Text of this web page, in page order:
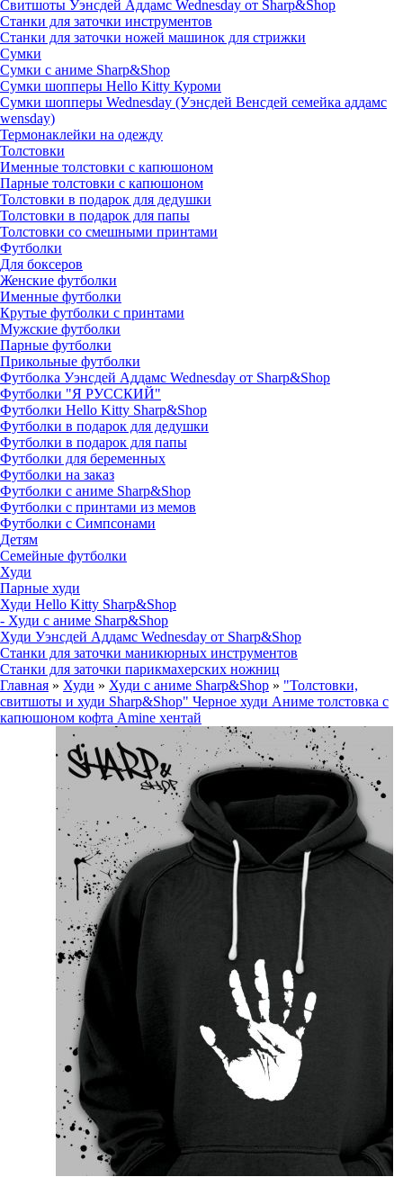
Свитшоты Уэнсдей Аддамс Wednesday от Sharp&Shop
Станки для заточки инструментов
Станки для заточки ножей машинок для стрижки
Сумки
Сумки с аниме Sharp&Shop
Сумки шопперы Hello Kitty Куроми
Сумки шопперы Wednesday (Уэнсдей Венсдей семейка аддамс
wensday)
Термонаклейки на одежду
Толстовки
Именные толстовки с капюшоном
Парные толстовки с капюшоном
Толстовки в подарок для дедушки
Толстовки в подарок для папы
Толстовки со смешными принтами
Футболки
Для боксеров
Женские футболки
Именные футболки
Крутые футболки с принтами
Мужские футболки
Парные футболки
Прикольные футболки
Футболка Уэнсдей Аддамс Wednesday от Sharp&Shop
Футболки "Я РУССКИЙ"
Футболки Hello Kitty Sharp&Shop
Футболки в подарок для дедушки
Футболки в подарок для папы
Футболки для беременных
Футболки на заказ
Футболки с аниме Sharp&Shop
Футболки с принтами из мемов
Футболки с Симпсонами
Детям
Семейные футболки
Худи
Парные худи
Худи Hello Kitty Sharp&Shop
- Худи с аниме Sharp&Shop
Худи Уэнсдей Аддамс Wednesday от Sharp&Shop
Станки для заточки маникюрных инструментов
Станки для заточки парикмахерских ножниц
Главная » Худи » Худи с аниме Sharp&Shop » "Толстовки,
свитшоты и худи Sharp&Shop" Черное худи Аниме толстовка с
капюшоном кофта Amine хентай